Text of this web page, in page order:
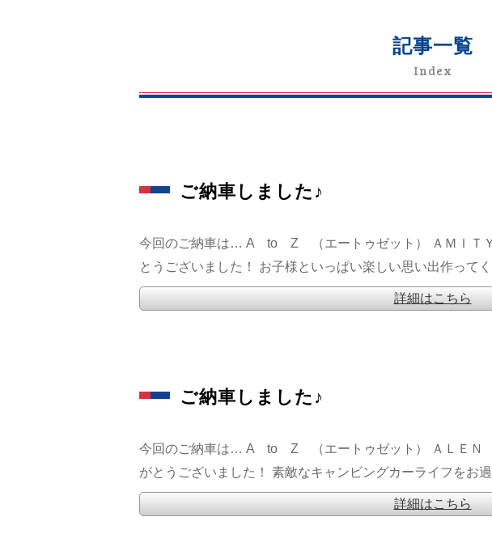
記事一覧
Index
ご納車しました♪
今回のご納車は… A to Z （エートゥゼット） ＡＭＩＴ
とうございました！ お子様といっぱい楽しい思い出作って
詳細はこちら
ご納車しました♪
今回のご納車は… A to Z （エートゥゼット） ＡＬＥＮ
がとうございました！ 素敵なキャンビングカーライフをお
詳細はこちら